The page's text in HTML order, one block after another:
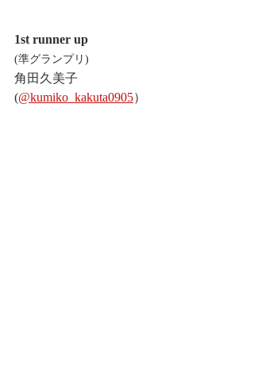
1st runner up
(準グランプリ)
角田久美子
(@kumiko_kakuta0905）